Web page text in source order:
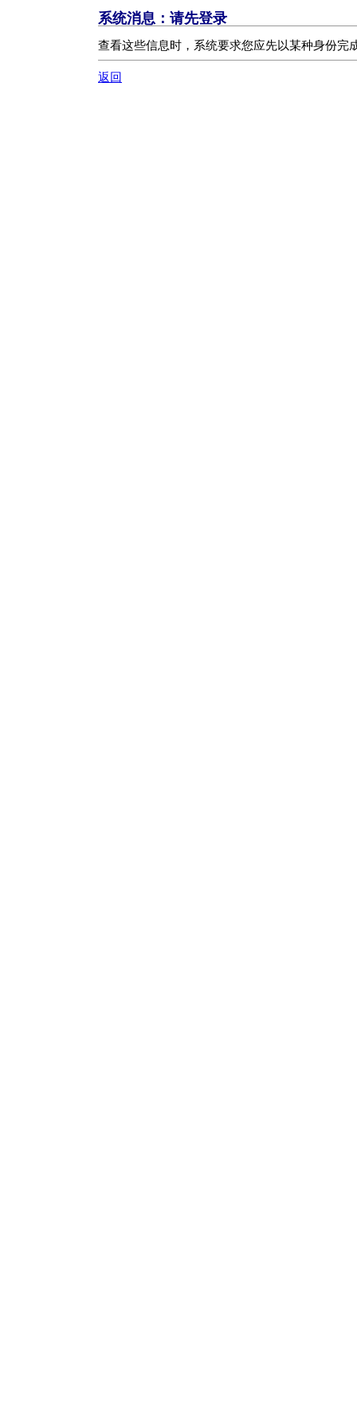
系统消息： 请先登录
查看这些信息时，系统要求您应先以某种身份完
返回